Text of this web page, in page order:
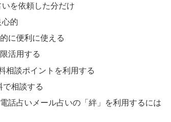
を依頼した分だけ
心的
に便利に使える
活用する
相談ポイントを利用する
で相談する
話占いメール占いの「絆」を利用するには